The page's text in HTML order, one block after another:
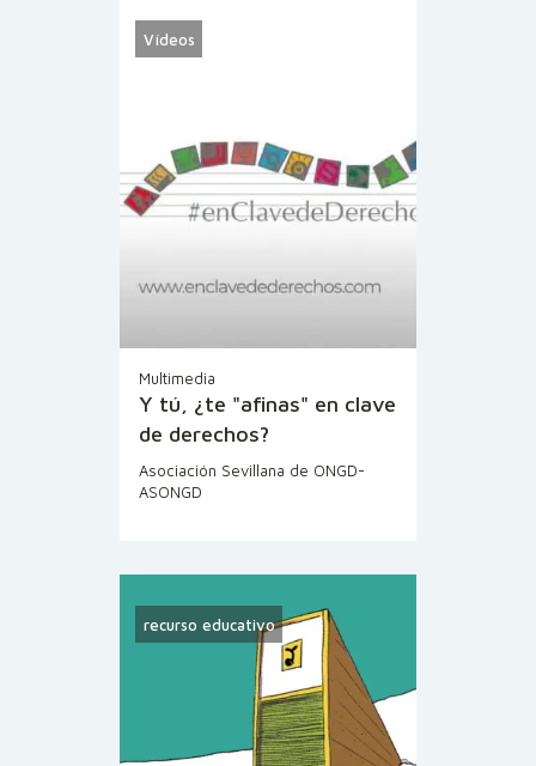
Vídeos
Multimedia
Y tú, ¿te "afinas" en clave
de derechos?
Asociación Sevillana de ONGD-
ASONGD
recurso educativo